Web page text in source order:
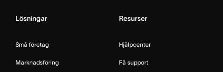
Lösningar
Små företag
Marknadsföring
Resurser
Hjälpcenter
Få support